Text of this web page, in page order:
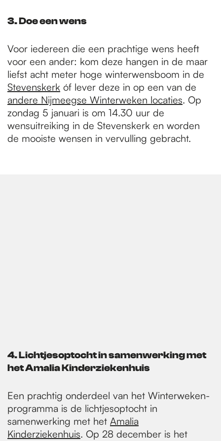
3. Doe een wens
Voor iedereen die een prachtige wens heeft
voor een ander: kom deze hangen in de maar
liefst acht meter hoge winterwensboom in de
Stevenskerk óf lever deze in op een van de
andere Nijmeegse Winterweken locaties. Op
zondag 5 januari is om 14.30 uur de
wensuitreiking in de Stevenskerk en worden
de mooiste wensen in vervulling gebracht.
4.Lichtjesoptocht in samenwerking met
het Amalia Kinderziekenhuis
Een prachtig onderdeel van het Winterweken-
programma is de lichtjesoptocht in
samenwerking met het Amalia
Kinderziekenhuis. Op 28 december is het